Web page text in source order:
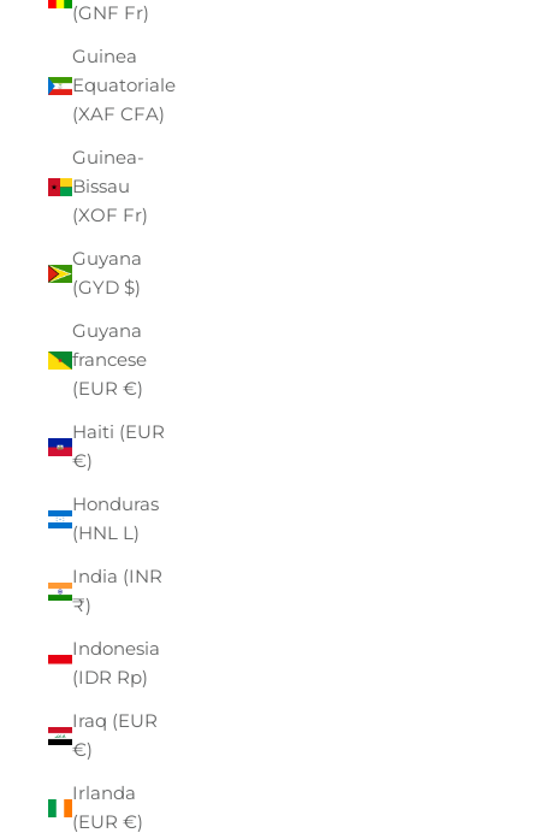
(GNF Fr)
Guinea
Equatoriale
(XAF CFA)
Guinea-
Bissau
(XOF Fr)
Guyana
(GYD $)
Guyana
francese
(EUR €)
Haiti (EUR
€)
Honduras
(HNL L)
India (INR
₹)
Indonesia
(IDR Rp)
Iraq (EUR
€)
Irlanda
(EUR €)